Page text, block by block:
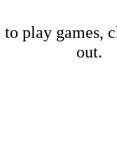
to play games,
out.